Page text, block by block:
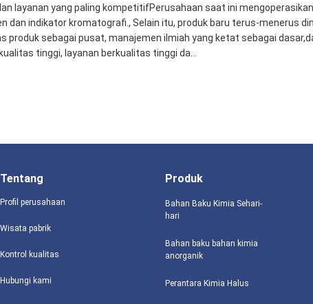
layanan yang paling kompetitifPerusahaan saat ini
dan indikator kromatografi., Selain itu, produk baru terus-menerus
sebagai pusat, manajemen ilmiah yang ketat sebagai
tinggi, layanan berkualitas tinggi da...
Tentang
Profil perusahaan
Wisata pabrik
Kontrol kualitas
Hubungi kami
Produk
Bahan Baku Kimia Sehari-
hari
Bahan baku bahan kimia
anorganik
Perantara Kimia Halus